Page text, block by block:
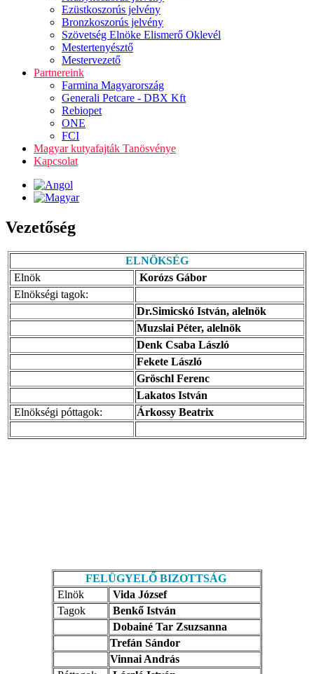
Ezüstkoszorús jelvény
Bronzkoszorús jelvény
Szövetség Elnöke Elismerő Oklevél
Mestertenyésztő
Mestervezető
Partnereink
Farmina Magyarország
Generali Petcare - DBX Kft
Rebiopet
ONE
FCI
Magyar kutyafajták Tanösvénye
Kapcsolat
Vezetőség
ELNÖKSÉG
Elnök
Korózs Gábor
Elnökségi tagok:
Dr.Simicskó István, alelnök
Muzslai Péter, alelnök
Denk Csaba László
Fekete László
Gröschl Ferenc
Lakatos István
Elnökségi póttagok:
Árkossy Beatrix
FELÜGYELŐ BIZOTTSÁG
Elnök
Vida József
Tagok
Benkő István
Dobainé Tar Zsuzsanna
Trefán Sándor
Vinnai András